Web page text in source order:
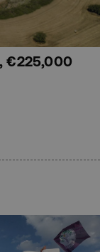
€225,000